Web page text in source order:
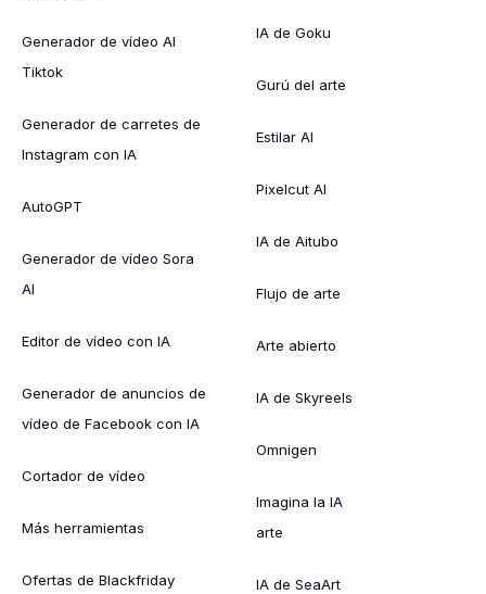
Generador de vídeo AI
Tiktok
Generador de carretes de
Instagram con IA
AutoGPT
Generador de vídeo Sora
AI
Editor de vídeo con IA
Generador de anuncios de
vídeo de Facebook con IA
Cortador de vídeo
Más herramientas
Ofertas de Blackfriday
IA de Goku
Gurú del arte
Estilar AI
Pixelcut AI
IA de Aitubo
Flujo de arte
Arte abierto
IA de Skyreels
Omnigen
Imagina la IA
arte
IA de SeaArt